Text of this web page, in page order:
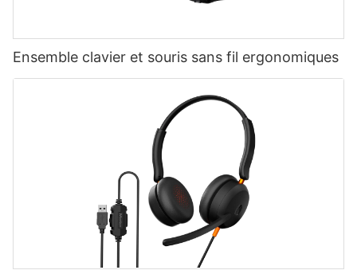
Ensemble clavier et souris sans fil ergonomiques